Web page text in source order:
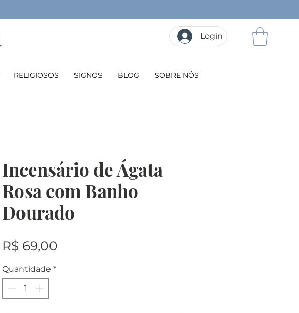
Login
RELIGIOSOS SIGNOS BLOG SOBRE NÓS
Incensário de Ágata
Rosa com Banho
Dourado
R$ 69,00
Quantidade *